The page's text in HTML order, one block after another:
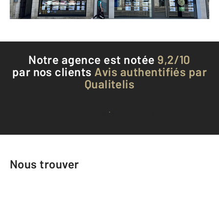
Téléphoner à l'agence
Notre agence est notée 9,2/10
par nos clients Avis authentifiés par
Qualitelis
Voir tous les avis clients
Nous trouver